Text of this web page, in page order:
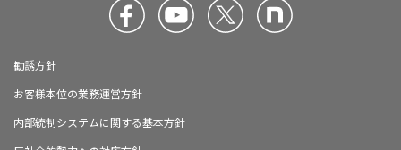
勧誘方針
お客様本位の業務運営方針
内部統制システムに関する基本方針